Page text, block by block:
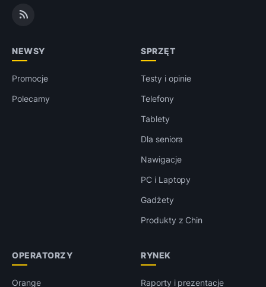
NEWSY
Promocje
Polecamy
SPRZĘT
Testy i opinie
Telefony
Tablety
Dla seniora
Nawigacje
PC i Laptopy
Gadżety
Produkty z Chin
OPERATORZY
Orange
RYNEK
Raporty i prezentacje